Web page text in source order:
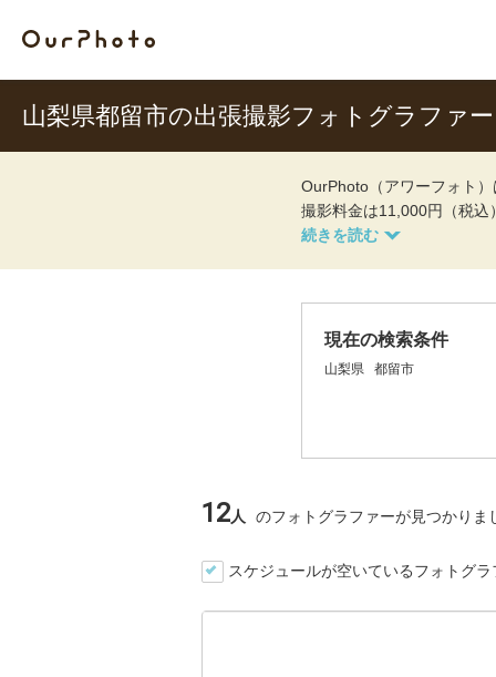
山梨県都留市の出張撮影フォトグラファー
OurPhoto（アワーフォト
撮影料金は11,000円（税込
現在の検索条件
山梨県 都留市
12人 のフォトグラファーが見つかりま
スケジュールが空いているフォトグ